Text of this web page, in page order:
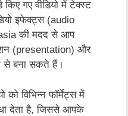
किए गए वीडियो में टेक्स्ट
इफेक्ट्स(audio
की मदद से आप
(presentation) और
से बना सकते हैं।
को विभिन्न फॉर्मेट्स में
देता है,जिससे आपके